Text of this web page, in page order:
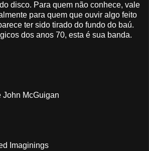
disco. Para quem não conhece, vale
para quem que ouvir algo feito
ter sido tirado do fundo do baú.
dos anos 70, esta é sua banda.
John McGuigan
Imaginings